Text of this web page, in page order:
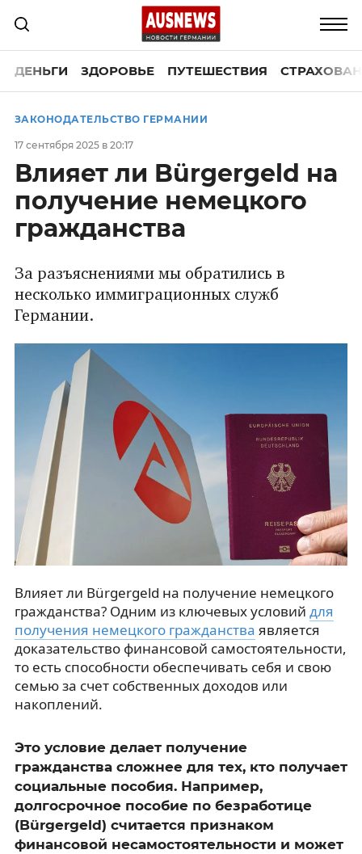
ДЕНЬГИ ЗДОРОВЬЕ ПУТЕШЕСТВИЯ
ЗАКОНОДАТЕЛЬСТВО ГЕРМАНИИ
17 сентября 2025 в 20:17
Влияет ли Bürgergeld на
получение немецкого
гражданства
За разъяснениями мы обратились в
несколько иммиграционных служб
Германии.
Влияет ли Bürgergeld на получение немецкого
гражданства? Одним из ключевых условий для
получения немецкого гражданства является
доказательство финансовой самостоятельности,
то есть способности обеспечивать себя и свою
семью за счет собственных доходов или
накоплений.
Это условие делает получение
гражданства сложнее для тех, кто получает
социальные пособия. Например,
долгосрочное пособие по безработице
(Bürgergeld) считается признаком
финансовой несамостоятельности и может